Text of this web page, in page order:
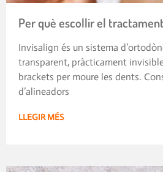
Per què escollir el
Invisalign és un sistema
transparent, pràcticament
brackets per moure les dents.
d’alineadors
LLEGIR MÉS